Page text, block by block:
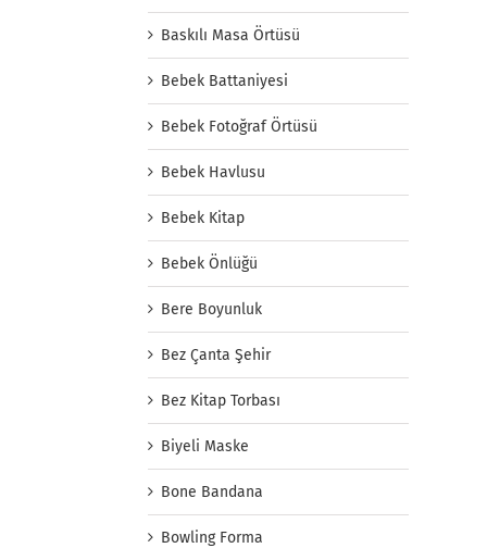
Baskılı Masa Örtüsü
Bebek Battaniyesi
Bebek Fotoğraf Örtüsü
Bebek Havlusu
Bebek Kitap
Bebek Önlüğü
Bere Boyunluk
Bez Çanta Şehir
Bez Kitap Torbası
Biyeli Maske
Bone Bandana
Bowling Forma